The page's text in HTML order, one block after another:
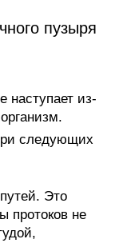
пузыря
наступает из-
следующих
Это
протоков не